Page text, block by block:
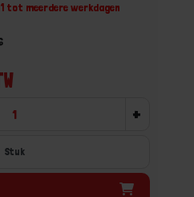
tot meerdere werkdagen
+
Stuk